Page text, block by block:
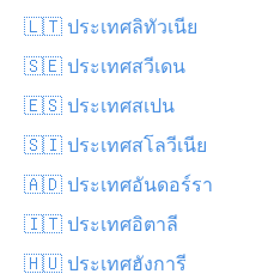
🇱🇹 ประเทศลิทัวเนีย
🇸🇪 ประเทศสวีเดน
🇪🇸 ประเทศสเปน
🇸🇮 ประเทศสโลวีเนีย
🇦🇩 ประเทศอันดอร์รา
🇮🇹 ประเทศอิตาลี
🇭🇺 ประเทศฮังการี